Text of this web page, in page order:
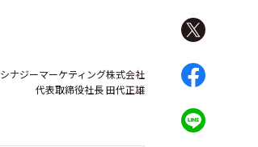
シナジーマーケティング株式会社
代表取締役社長 田代正雄